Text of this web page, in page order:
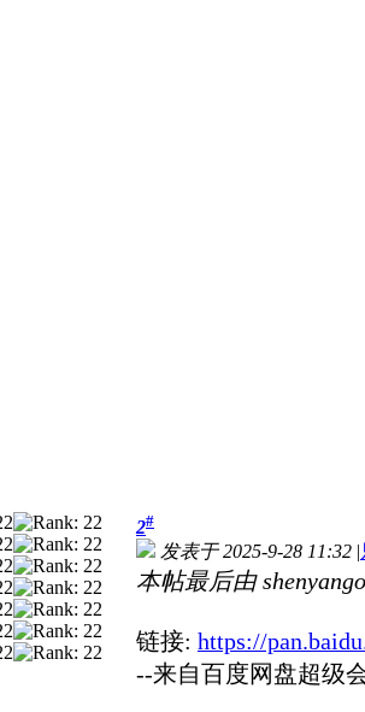
2#
发表于 2025-9-28 11:32 |
本帖最后由
链接: https://
--来自百度网盘超级